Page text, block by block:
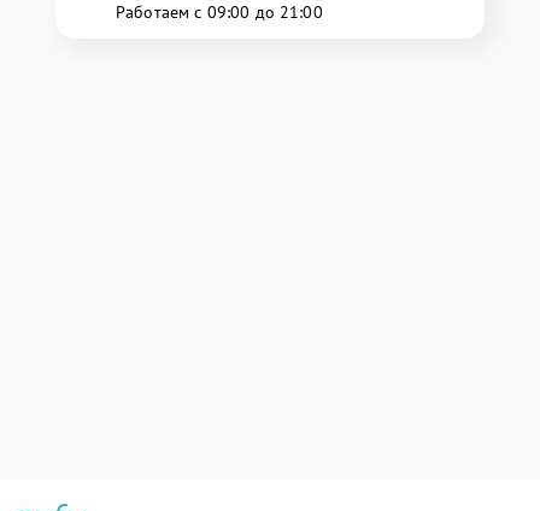
Работаем с 09:00 до 21:00